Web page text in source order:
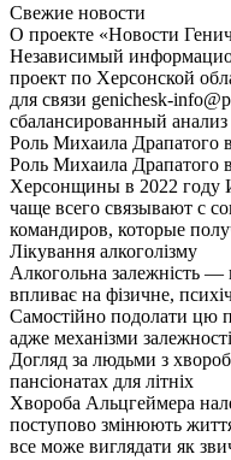
Свежие новости
О проекте «Новости
Независимый
проект по Херсонской
для связи genichesk-
сбалансированный
Роль Михаила Драпатого
Роль Михаила Драпатого
Херсонщины в 2022 году
чаще всего связывают с
командиров, которые
Лікування алкоголізму
Алкогольна залежність —
впливає на фізичне,
Самостійно подолати цю
адже механізми
Догляд за людьми з
пансіонатах для літніх
Хвороба Альцгеймера
поступово змінюють
все може виглядати як